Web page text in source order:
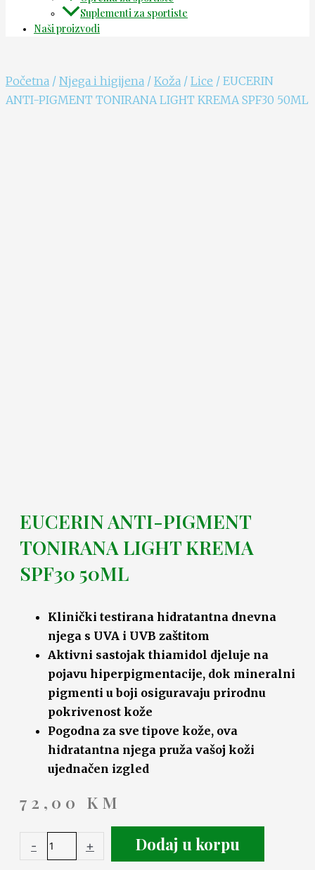
Suplementi za sportiste
Naši proizvodi
Početna / Njega i higijena / Koža / Lice / EUCERIN
ANTI-PIGMENT TONIRANA LIGHT KREMA SPF30 50ML
EUCERIN ANTI-PIGMENT
TONIRANA LIGHT KREMA
SPF30 50ML
Klinički testirana hidratantna dnevna
njega s UVA i UVB zaštitom
Aktivni sastojak thiamidol djeluje na
pojavu hiperpigmentacije, dok mineralni
pigmenti u boji osiguravaju prirodnu
pokrivenost kože
Pogodna za sve tipove kože, ova
hidratantna njega pruža vašoj koži
ujednačen izgled
72,00 KM
- + Dodaj u korpu